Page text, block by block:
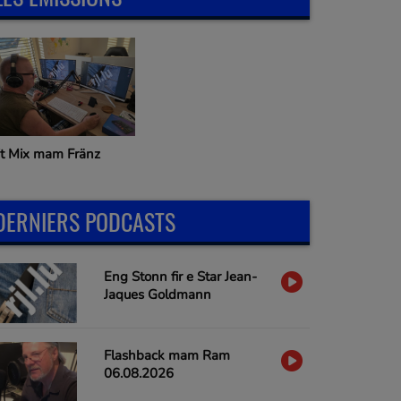
Mix mam Fränz
PODCASTS
Eng Stonn fir e Star Jean-
Jaques Goldmann
Flashback mam Ram
06.08.2026